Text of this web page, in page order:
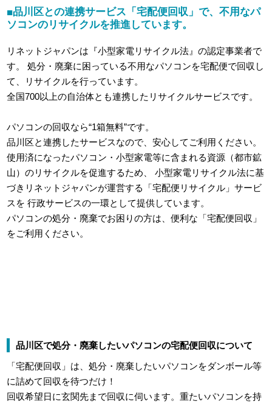
■品川区との連携サービス「宅配便回収」で、不用なパ
ソコンのリサイクルを推進しています。
リネットジャパンは『小型家電リサイクル法』の認定事業者で
す。
処分・廃棄に困っている不用なパソコンを宅配便で回収し
て、リサイクルを行っています。
全国700以上の自治体とも連携したリサイクルサービスです。
パソコンの回収なら“1箱無料”です。
品川区と連携したサービスなので、安心してご利用ください。
使用済になったパソコン・小型家電等に含まれる資源（都市鉱
山）のリサイクルを促進するため、
小型家電リサイクル法に基
づきリネットジャパンが運営する「宅配便リサイクル」サービ
スを 行政サービスの一環として提供しています。
パソコンの処分・廃棄でお困りの方は、便利な「宅配便回収」
をご利用ください。
品川区で処分・廃棄したいパソコンの宅配便回収について
「宅配便回収」は、処分・廃棄したいパソコンをダンボール等
に詰めて回収を待つだけ！
回収希望日に玄関先まで回収に伺います。重たいパソコンを持